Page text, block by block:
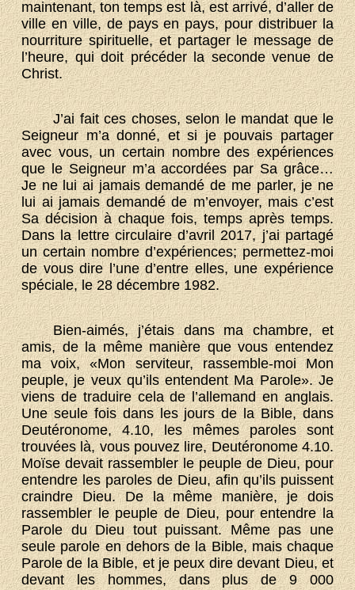
maintenant, ton temps est là, est arrivé, d’aller de
ville en ville, de pays en pays, pour distribuer la
nourriture spirituelle, et partager le message de
l’heure, qui doit précéder la seconde venue de
Christ.
J’ai fait ces choses, selon le mandat que le
Seigneur m’a donné, et si je pouvais partager
avec vous, un certain nombre des expériences
que le Seigneur m’a accordées par Sa grâce…
Je ne lui ai jamais demandé de me parler, je ne
lui ai jamais demandé de m’envoyer, mais c’est
Sa décision à chaque fois, temps après temps.
Dans la lettre circulaire d’avril 2017, j’ai partagé
un certain nombre d’expériences; permettez-moi
de vous dire l’une d’entre elles, une expérience
spéciale, le 28 décembre 1982.
Bien-aimés, j’étais dans ma chambre, et
amis, de la même manière que vous entendez
ma voix, «Mon serviteur, rassemble-moi Mon
peuple, je veux qu’ils entendent Ma Parole». Je
viens de traduire cela de l’allemand en anglais.
Une seule fois dans les jours de la Bible, dans
Deutéronome, 4.10, les mêmes paroles sont
trouvées là, vous pouvez lire, Deutéronome 4.10.
Moïse devait rassembler le peuple de Dieu, pour
entendre les paroles de Dieu, afin qu’ils puissent
craindre Dieu. De la même manière, je dois
rassembler le peuple de Dieu, pour entendre la
Parole du Dieu tout puissant. Même pas une
seule parole en dehors de la Bible, mais chaque
Parole de la Bible, et je peux dire devant Dieu, et
devant les hommes, dans plus de 9 000